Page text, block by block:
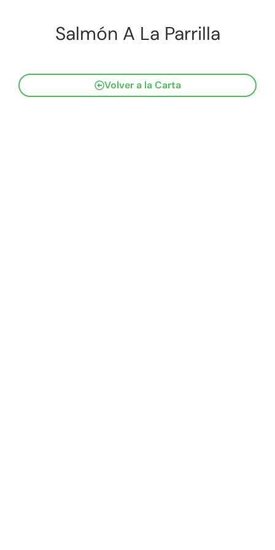
Salmón A La Parrilla
Volver a la Carta